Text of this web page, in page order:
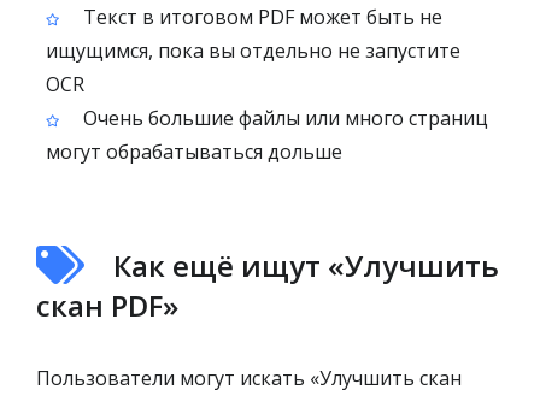
Текст в итоговом PDF может быть не
ищущимся, пока вы отдельно не запустите
OCR
Очень большие файлы или много страниц
могут обрабатываться дольше
Как ещё ищут «Улучшить
скан PDF»
Пользователи могут искать «Улучшить скан